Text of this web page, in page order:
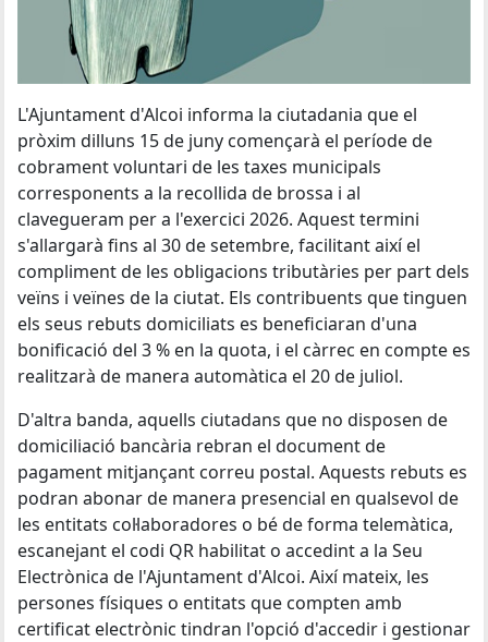
L'Ajuntament d'Alcoi informa la ciutadania que el
pròxim dilluns 15 de juny començarà el període de
cobrament voluntari de les taxes municipals
corresponents a la recollida de brossa i al
clavegueram per a l'exercici 2026. Aquest termini
s'allargarà fins al 30 de setembre, facilitant així el
compliment de les obligacions tributàries per part dels
veïns i veïnes de la ciutat. Els contribuents que tinguen
els seus rebuts domiciliats es beneficiaran d'una
bonificació del 3 % en la quota, i el càrrec en compte es
realitzarà de manera automàtica el 20 de juliol.
D'altra banda, aquells ciutadans que no disposen de
domiciliació bancària rebran el document de
pagament mitjançant correu postal. Aquests rebuts es
podran abonar de manera presencial en qualsevol de
les entitats col·laboradores o bé de forma telemàtica,
escanejant el codi QR habilitat o accedint a la Seu
Electrònica de l'Ajuntament d'Alcoi. Així mateix, les
persones físiques o entitats que compten amb
certificat electrònic tindran l'opció d'accedir i gestionar